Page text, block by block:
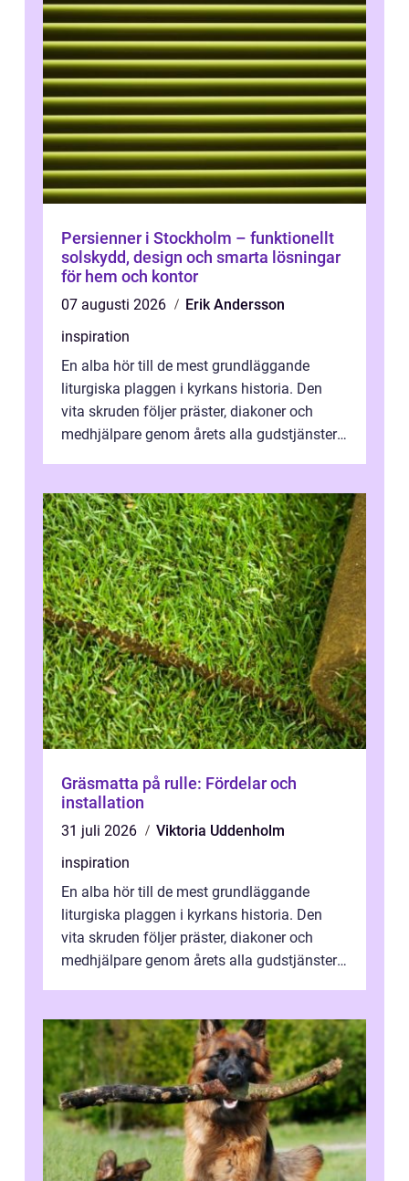
Persienner i Stockholm – funktionellt
solskydd, design och smarta lösningar
för hem och kontor
07 augusti 2026
Erik Andersson
inspiration
En alba hör till de mest grundläggande
liturgiska plaggen i kyrkans historia. Den
vita skruden följer präster, diakoner och
medhjälpare genom årets alla gudstjänster,
Gräsmatta på rulle: Fördelar och
installation
31 juli 2026
Viktoria Uddenholm
inspiration
En alba hör till de mest grundläggande
liturgiska plaggen i kyrkans historia. Den
vita skruden följer präster, diakoner och
medhjälpare genom årets alla gudstjänster,